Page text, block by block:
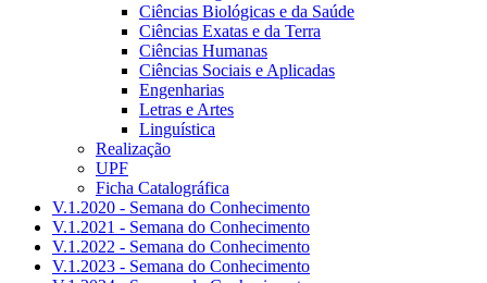
Ciências Biológicas e da Saúde
Ciências Exatas e da Terra
Ciências Humanas
Ciências Sociais e Aplicadas
Engenharias
Letras e Artes
Linguística
Realização
UPF
Ficha Catalográfica
V.1.2020 - Semana do Conhecimento
V.1.2021 - Semana do Conhecimento
V.1.2022 - Semana do Conhecimento
V.1.2023 - Semana do Conhecimento